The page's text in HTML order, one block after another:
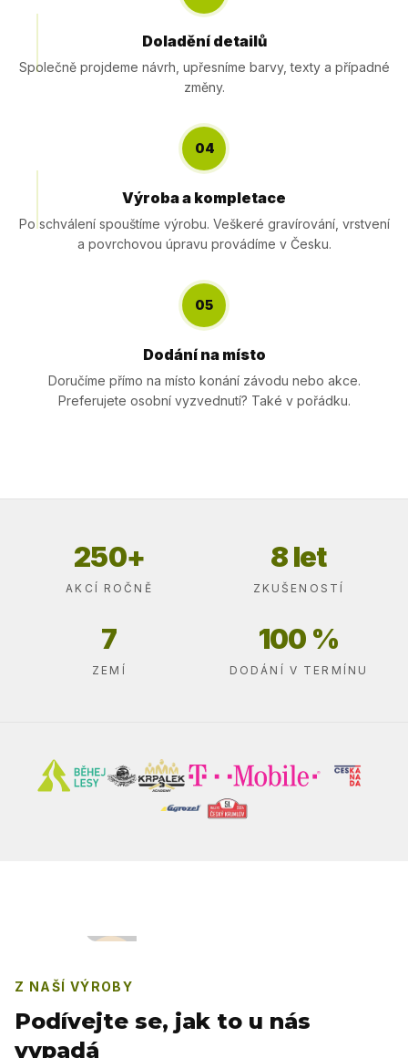
Doladění detailů
Společně projdeme návrh, upřesníme barvy, texty a případné
změny.
04
Výroba a kompletace
Po schválení spouštíme výrobu. Veškeré gravírování, vrstvení
a povrchovou úpravu provádíme v Česku.
05
Dodání na místo
Doručíme přímo na místo konání závodu nebo akce.
Preferujete osobní vyzvednutí? Také v pořádku.
250+
AKCÍ ROČNĚ
8 let
ZKUŠENOSTÍ
7
ZEMÍ
100 %
DODÁNÍ V TERMÍNU
Z NAŠÍ VÝROBY
Podívejte se, jak to u nás
vypadá